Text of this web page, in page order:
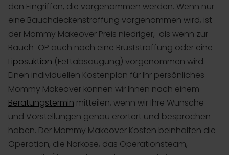
den Eingriffen, die vorgenommen werden. Wenn nur
eine Bauchdeckenstraffung vorgenommen wird, ist
der Mommy Makeover Preis niedriger, als wenn zur
Bauch-OP auch noch eine Bruststraffung oder eine
Liposuktion (Fettabsaugung) vorgenommen wird.
Einen individuellen Kostenplan für Ihr persönliches
Mommy Makeover können wir Ihnen nach einem
Beratungstermin mitteilen, wenn wir Ihre Wünsche
und Vorstellungen genau erörtert und besprochen
haben. Der Mommy Makeover Kosten beinhalten die
Operation, die Narkose, das Operationsteam,